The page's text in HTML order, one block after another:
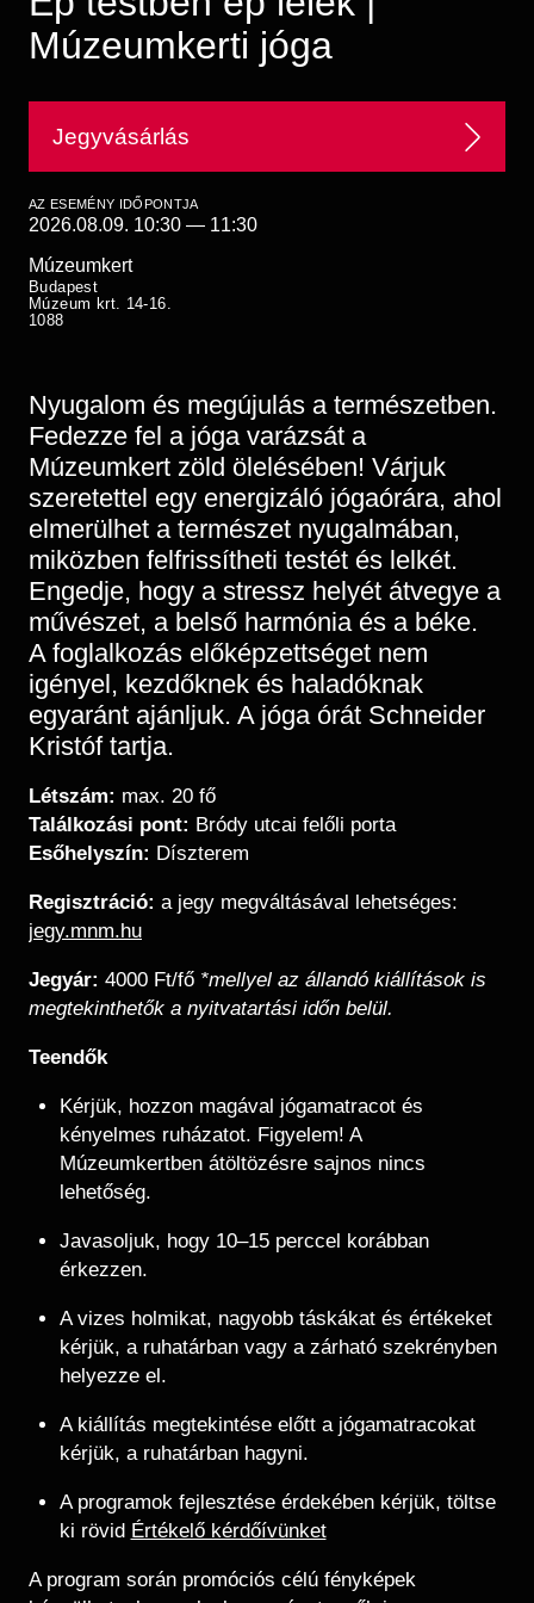
Régészet
Tagintézmények
Képcsarnok
Történeti Fényképtár
Adattár
Múzeumkerti jóga
Jegyvásárlás
AZ ESEMÉNY IDŐPONTJA
2026.08.09. 10:30 — 11:30
Múzeumkert
Budapest
Múzeum krt. 14-16.
1088
Nyugalom és megújulás a természetben.
Fedezze fel a jóga varázsát a
Múzeumkert zöld ölelésében! Várjuk
szeretettel egy energizáló jógaórára, ahol
elmerülhet a természet nyugalmában,
miközben felfrissítheti testét és lelkét.
Engedje, hogy a stressz helyét átvegye a
művészet, a belső harmónia és a béke.
A foglalkozás előképzettséget nem
igényel, kezdőknek és haladóknak
egyaránt ajánljuk. A jóga órát Schneider
Kristóf tartja.
Létszám: max. 20 fő
Találkozási pont: Bródy utcai felőli porta
Esőhelyszín: Díszterem
Regisztráció: a jegy megváltásával lehetséges:
jegy.mnm.hu
Jegyár: 4000 Ft/fő *mellyel az állandó kiállítások is
megtekinthetők a nyitvatartási időn belül.
Teendők
Kérjük, hozzon magával jógamatracot és
kényelmes ruházatot. Figyelem! A
Múzeumkertben átöltözésre sajnos nincs
lehetőség.
Javasoljuk, hogy 10–15 perccel korábban
érkezzen.
A vizes holmikat, nagyobb táskákat és értékeket
kérjük, a ruhatárban vagy a zárható szekrényben
helyezze el.
A kiállítás megtekintése előtt a jógamatracokat
kérjük, a ruhatárban hagyni.
A programok fejlesztése érdekében kérjük, töltse
ki rövid Értékelő kérdőívünket
A program során promóciós célú fényképek